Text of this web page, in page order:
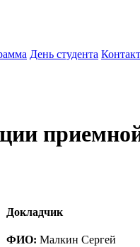
День студента
Докладчик
ФИО: Малкин Сергей